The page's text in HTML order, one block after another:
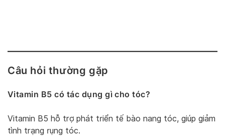
Câu hỏi thường gặp
Vitamin B5 có tác dụng gì cho tóc?
Vitamin B5 hỗ trợ phát triển tế bào nang tóc, giúp giảm
tình trạng rụng tóc.